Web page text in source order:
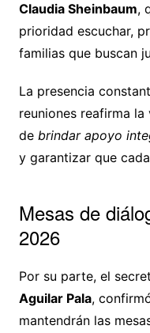
Claudia Sheinbaum,
prioridad escuchar,
familias que buscan
La presencia
reuniones reafirma
de brindar apoyo
y garantizar que
Mesas de
2026
Por su parte, el
Aguilar Pala,
mantendrán las